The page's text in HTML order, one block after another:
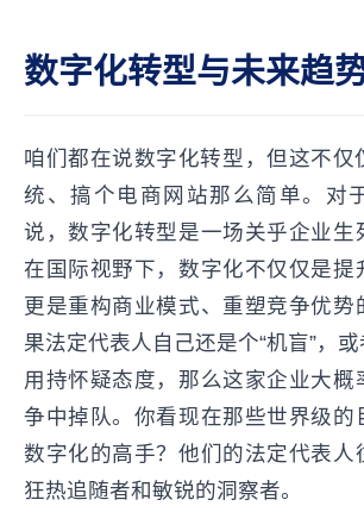
数字化转型与未来趋
咱们都在说数字化转型，但这不仅
统、搞个电商网站那么简单。对
说，数字化转型是一场关乎企业生
在国际视野下，数字化不仅仅是提
更是重构商业模式、重塑竞争优势
果法定代表人自己还是个“机盲”，
用持怀疑态度，那么这家企业大概
争中掉队。你看现在那些世界级的
数字化的高手？他们的法定代表人
狂热追随者和敏锐的洞察者。